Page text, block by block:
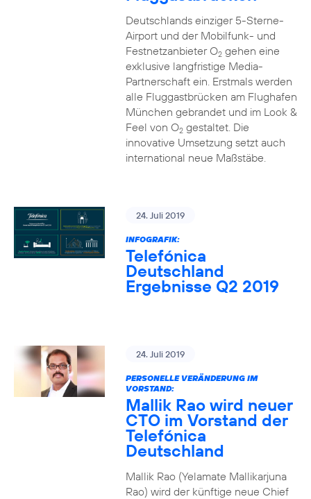
Deutschlands einziger 5-Sterne-
Airport und der Mobilfunk- und
Festnetzanbieter O2gehen eine
exklusive langfristige Media-
Partnerschaft ein. Erstmals werden
alle Fluggastbrücken am Flughafen
München gebrandet und im Look &
Feel von O2gestaltet. Die
innovative Umsetzung setzt auch
international neue Maßstäbe.
24. Juli 2019
INFOGRAFIK:
Telefónica
Deutschland
Ergebnisse Q2 2019
24. Juli 2019
PERSONELLE VERÄNDERUNG IM
VORSTAND:
Mallik Rao wird neuer
CTO im Vorstand der
Telefónica
Deutschland
Mallik Rao (Yelamate Mallikarjuna
Rao) wird der künftige neue Chief